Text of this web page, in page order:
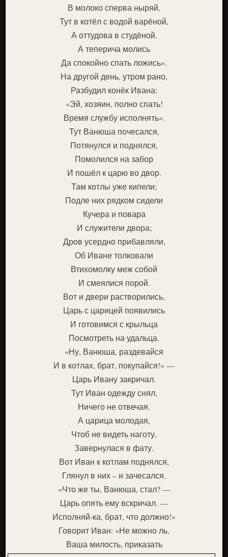
В молоко сперва ныряй,
Тут в котёл с водой варёной,
А оттудова в студёной.
А теперича молись
Да спокойно спать ложись».
На другой день, утром рано,
Разбудил конёк Ивана:
«Эй, хозяин, полно спать!
Время службу исполнять».
Тут Ванюша почесался,
Потянулся и поднялся,
Помолился на забор
И пошёл к царю во двор.
Там котлы уже кипели;
Подле них рядком сидели
Кучера и повара
И служители двора;
Дров усердно прибавляли,
Об Иване толковали
Втихомолку меж собой
И смеялися порой.
Вот и двери растворились,
Царь с царицей появились
И готовимся с крыльца
Посмотреть на удальца.
«Ну, Ванюша, раздевайся
И в котлах, брат, покупайся!» —
Царь Ивану закричал.
Тут Иван одежду снял,
Ничего не отвечая.
А царица молодая,
Чтоб не видеть наготу,
Завернулася в фату.
Вот Иван к котлам поднялся,
Глянул в них – и зачесался.
«Что же ты, Ванюша, стал? —
Царь опять ему вскричал. —
Исполняй-ка, брат, что должно!»
Говорит Иван: «Не можно ль,
Ваша милость, приказать